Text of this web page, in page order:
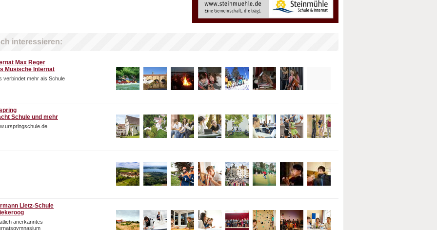
interessieren:
Max Reger
Musische Internat
verbindet mehr als Schule
Schule und mehr
Lietz-Schule
anerkanntes